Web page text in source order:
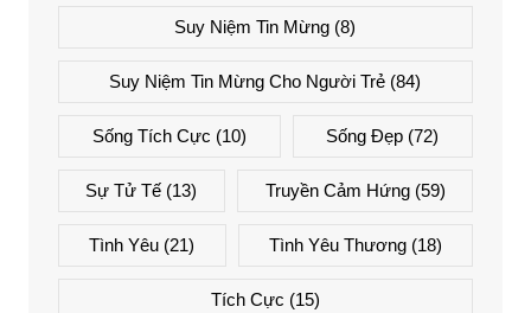
Suy Niệm Tin Mừng (8)
Suy Niệm Tin Mừng Cho Người Trẻ (84)
Sống Tích Cực (10) Sống Đẹp (72)
Sự Tử Tế (13) Truyền Cảm Hứng(59)
Tình Yêu (21) Tình Yêu Thương(18)
Tích Cực (15)